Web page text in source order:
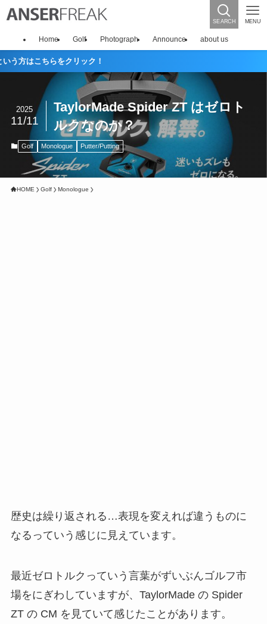
SEARCH MENU
Home Golf Photograph Announce about us
TaylorMade Spider ZT はゼロト
ルクなのか？
2025
11/11
Golf Monologue Putter/Putting
HOME Golf Monologue
歴史は繰り返される…表現を変えれば違うものに
なるっていう感じに見えています。
最近ゼロトルクっていう言葉がずいぶんゴルフ市
場をにぎわしていますが、TaylorMade の Spider
ZT の CM を見ていて感じたことがあります。